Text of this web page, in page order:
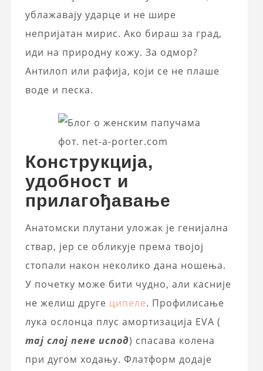
ублажавају ударце и не шире
непријатан мирис. Ако бираш за град,
иди на природну кожу. За одмор?
Антилоп или рафија, који се не плаше
воде и песка.
фот. net-a-porter.com
Конструкција,
удобност и
прилагођавање
Анатомски плутани уложак је генијална
ствар, јер се обликује према твојој
стопали након неколико дана ношења.
У почетку може бити чудно, али касније
не желиш друге ципеле. Профилисање
лука ослонца плус амортизација EVA (
тај слој пене испод) спасава колена
при дугом ходању. Флатформ додаје